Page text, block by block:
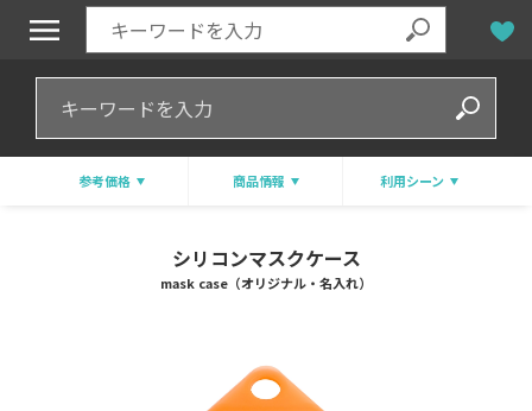
参考価格 商品情報 利用シーン
シリコンマスクケース
mask case（オリジナル・名入れ）